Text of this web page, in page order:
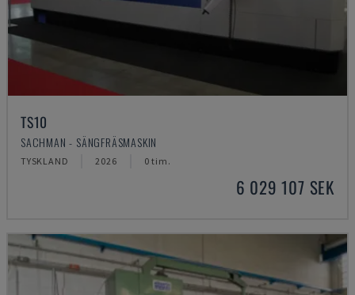
TS10
SACHMAN - SÄNGFRÄSMASKIN
TYSKLAND 2026 0 tim.
6 029 107 SEK